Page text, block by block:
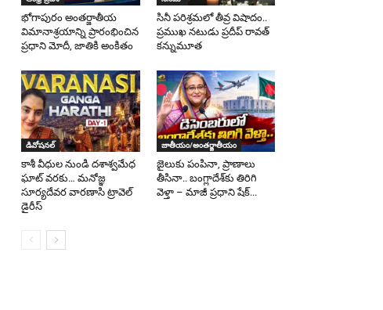
భోగాపురం అంతర్జాతీయ
విమానాశ్రయాన్ని ప్రారంభించిన
ప్రధాని మోదీ, జాతికి అంకితం
సినీ పరిశ్రమలో తీవ్ర విషాదం..
ప్రముఖ నటుడు ప్రదీప్ రావత్
కన్నుమూత
డివోషనల్
కాశీ వీధుల నుండి దశాశ్వమేధ
ఘాట్ వరకు… మనోజ్ఞ
సూర్యదేవర వారణాసి ట్రావెల్
డైరీస్
జాతీయం/అంతర్జాతీయం
జైలుకు పంపినా, ప్రాణాలు
తీసినా.. బంగ్లాదేశ్‌కు తిరిగి
వెళ్తా – మాజీ ప్రధాని షేక్...